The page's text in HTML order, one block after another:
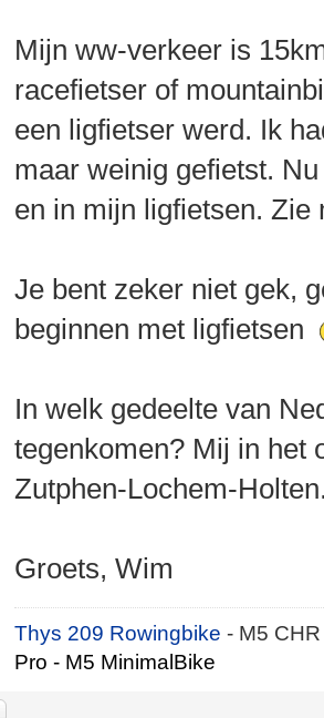
Mijn ww-verkeer is
racefietser of
een ligfietser werd. Ik
maar weinig gefietst.
en in mijn ligfietsen. Zie
Je bent zeker niet gek,
beginnen met ligfietsen
In welk gedeelte van
tegenkomen? Mij in het
Zutphen-Lochem-
Groets, Wim
Thys 209 Rowingbike- M5
Pro - M5 MinimalBike